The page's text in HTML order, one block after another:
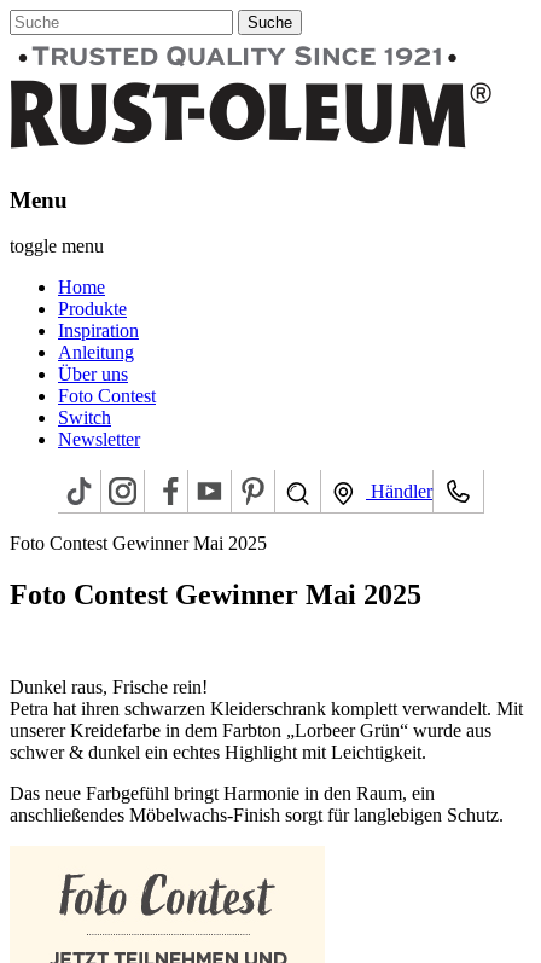
Menu
toggle menu
Home
Produkte
Inspiration
Anleitung
Über uns
Foto Contest
Switch
Newsletter
Händler
Foto Contest Gewinner Mai 2025
Foto Contest Gewinner Mai 2025
Dunkel raus, Frische rein!
Petra hat ihren schwarzen Kleiderschrank komplett verwandelt. Mit
unserer Kreidefarbe in dem Farbton „Lorbeer Grün“ wurde aus
schwer & dunkel ein echtes Highlight mit Leichtigkeit.
Das neue Farbgefühl bringt Harmonie in den Raum, ein
anschließendes Möbelwachs-Finish sorgt für langlebigen Schutz.